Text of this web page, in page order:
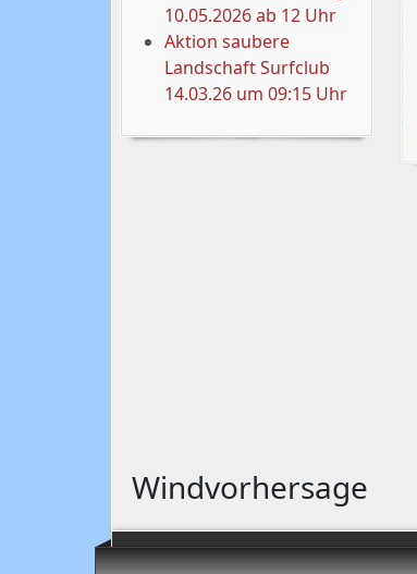
10.05.2026 ab 12 Uhr
Aktion saubere
Landschaft Surfclub
14.03.26 um 09:15 Uhr
Windvorhersage